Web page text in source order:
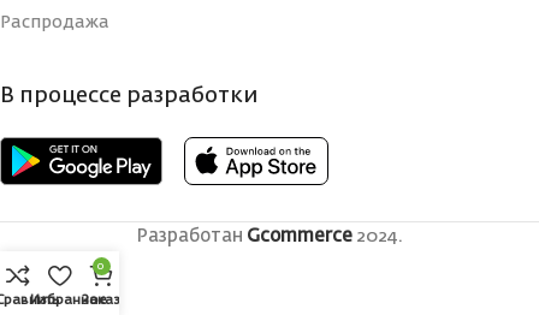
Распродажа
В процессе разработки
Разработан Gcommerce 2024.
Избранное
0
Заказ